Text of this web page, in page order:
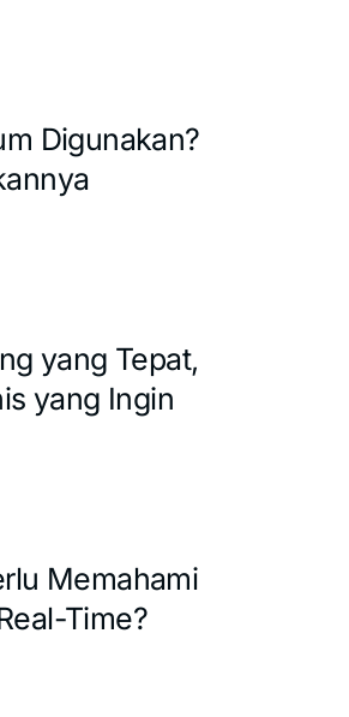
Digunakan?
yang Tepat,
yang Ingin
Memahami
Time?